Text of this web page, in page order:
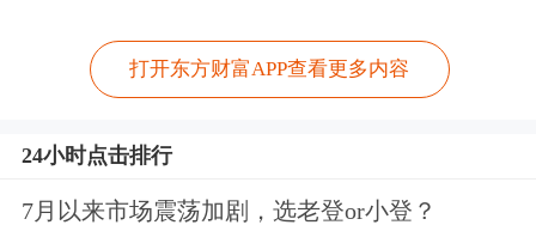
打开东方财富APP查看更多内容
24小时点击排行
7月以来市场震荡加剧，选老登or小登？